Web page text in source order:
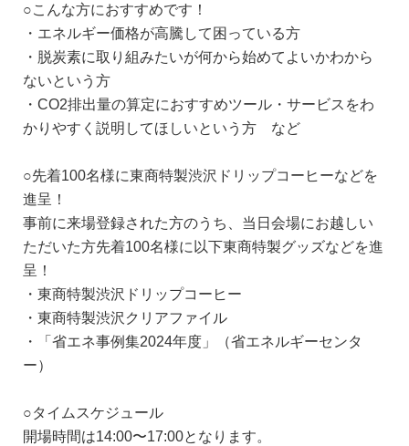
○こんな方におすすめです！
・エネルギー価格が高騰して困っている方
・脱炭素に取り組みたいが何から始めてよいかわから
ないという方
・CO2排出量の算定におすすめツール・サービスをわ
かりやすく説明してほしいという方 など
○先着100名様に東商特製渋沢ドリップコーヒーなどを
進呈！
事前に来場登録された方のうち、当日会場にお越しい
ただいた方先着100名様に以下東商特製グッズなどを進
呈！
・東商特製渋沢ドリップコーヒー
・東商特製渋沢クリアファイル
・「省エネ事例集2024年度」（省エネルギーセンタ
ー）
○タイムスケジュール
開場時間は14:00〜17:00となります。